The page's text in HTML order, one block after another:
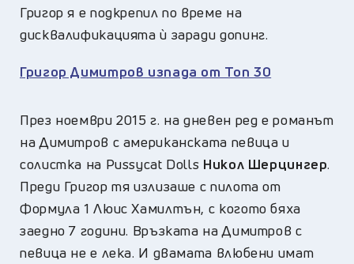
Григор я е подкрепил по време на
дисквалификацията ѝ заради допинг.
Григор Димитров изпада от Топ 30
През ноември 2015 г. на дневен ред е романът
на Димитров с американската певица и
солистка на Pussycat Dolls Никол Шерцингер.
Преди Григор тя излизаше с пилота от
Формула 1 Люис Хамилтън, с когото бяха
заедно 7 години. Връзката на Димитров с
певица не е лека. И двамата влюбени имат